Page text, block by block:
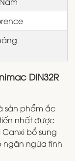
DIN32R
sản phẩm ắc
nhất được
bổ sung
ngăn ngừa tình